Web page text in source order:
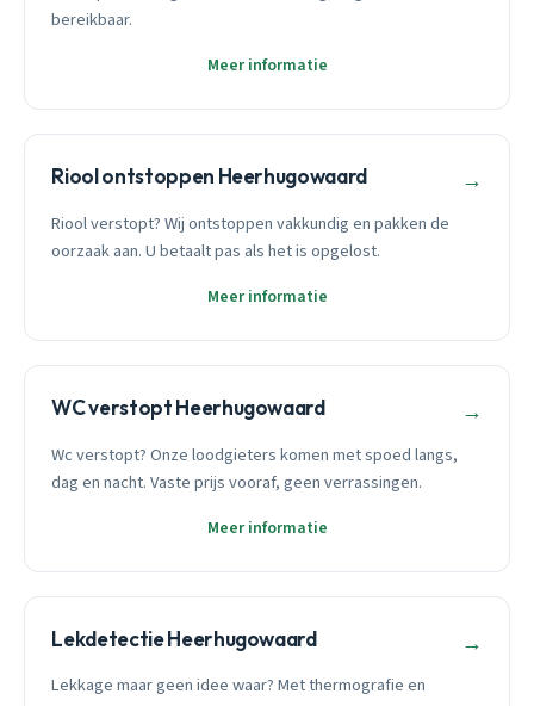
bereikbaar.
Meer informatie
Riool ontstoppen Heerhugowaard →
Riool verstopt? Wij ontstoppen vakkundig en pakken de
oorzaak aan. U betaalt pas als het is opgelost.
Meer informatie
WC verstopt Heerhugowaard →
Wc verstopt? Onze loodgieters komen met spoed langs,
dag en nacht. Vaste prijs vooraf, geen verrassingen.
Meer informatie
Lekdetectie Heerhugowaard →
Lekkage maar geen idee waar? Met thermografie en